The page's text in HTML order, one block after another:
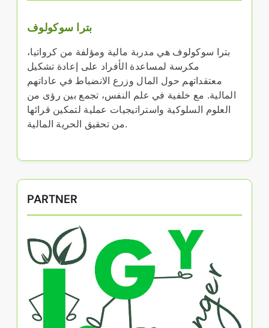
بترا سوكولوف
بترا سوكولوف هي مدربة مالية ومؤلفة من كرواتيا،
مكرسة لمساعدة الأفراد على إعادة تشكيل
معتقداتهم حول المال وزرع الانضباط في عاداتهم
المالية. مع خلفية في علم النفس، تجمع بين رؤى من
العلوم السلوكية واستراتيجيات عملية لتمكين قرائها
من تحقيق الحرية المالية.
PARTNER